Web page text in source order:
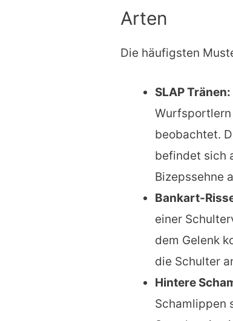
Arten
Die häufigsten
SLAP Tränen:
Wurfsportlern
beobachtet.
befindet sich
Bizepssehne
Bankart-
einer
dem Gelenk
die Schulter
Hintere
Schamlippen